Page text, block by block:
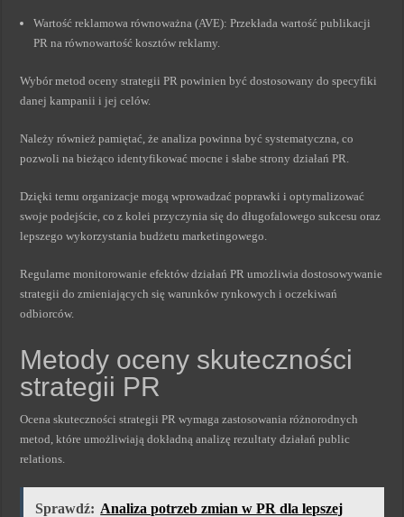
Wartość reklamowa równoważna (AVE): Przekłada wartość publikacji
PR na równowartość kosztów reklamy.
Wybór metod oceny strategii PR powinien być dostosowany do specyfiki
danej kampanii i jej celów.
Należy również pamiętać, że analiza powinna być systematyczna, co
pozwoli na bieżąco identyfikować mocne i słabe strony działań PR.
Dzięki temu organizacje mogą wprowadzać poprawki i optymalizować
swoje podejście, co z kolei przyczynia się do długofalowego sukcesu oraz
lepszego wykorzystania budżetu marketingowego.
Regularne monitorowanie efektów działań PR umożliwia dostosowywanie
strategii do zmieniających się warunków rynkowych i oczekiwań
odbiorców.
Metody oceny skuteczności
strategii PR
Ocena skuteczności strategii PR wymaga zastosowania różnorodnych
metod, które umożliwiają dokładną analizę rezultaty działań public
relations.
Sprawdź: Analiza potrzeb zmian w PR dla lepszej